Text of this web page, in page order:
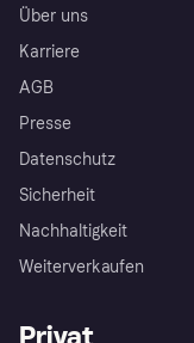
Über uns
Karriere
AGB
Presse
Datenschutz
Sicherheit
Nachhaltigkeit
Weiterverkaufen